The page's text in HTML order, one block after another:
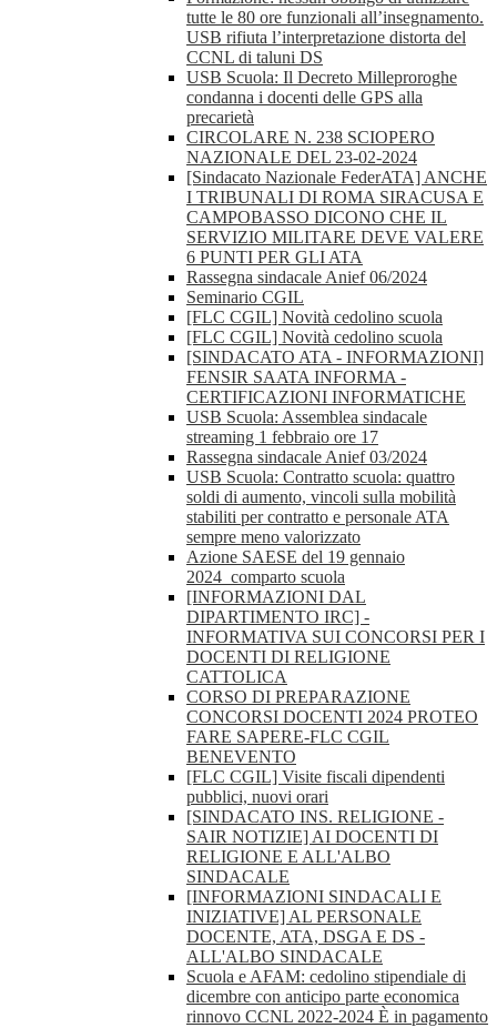
tutte le 80 ore funzionali all’insegnamento.
USB rifiuta l’interpretazione distorta del
CCNL di taluni DS
USB Scuola: Il Decreto Milleproroghe
condanna i docenti delle GPS alla
precarietà
CIRCOLARE N. 238 SCIOPERO
NAZIONALE DEL 23-02-2024
[Sindacato Nazionale FederATA] ANCHE
I TRIBUNALI DI ROMA SIRACUSA E
CAMPOBASSO DICONO CHE IL
SERVIZIO MILITARE DEVE VALERE
6 PUNTI PER GLI ATA
Rassegna sindacale Anief 06/2024
Seminario CGIL
[FLC CGIL] Novità cedolino scuola
[FLC CGIL] Novità cedolino scuola
[SINDACATO ATA - INFORMAZIONI]
FENSIR SAATA INFORMA -
CERTIFICAZIONI INFORMATICHE
USB Scuola: Assemblea sindacale
streaming 1 febbraio ore 17
Rassegna sindacale Anief 03/2024
USB Scuola: Contratto scuola: quattro
soldi di aumento, vincoli sulla mobilità
stabiliti per contratto e personale ATA
sempre meno valorizzato
Azione SAESE del 19 gennaio
2024_comparto scuola
[INFORMAZIONI DAL
DIPARTIMENTO IRC] -
INFORMATIVA SUI CONCORSI PER I
DOCENTI DI RELIGIONE
CATTOLICA
CORSO DI PREPARAZIONE
CONCORSI DOCENTI 2024 PROTEO
FARE SAPERE-FLC CGIL
BENEVENTO
[FLC CGIL] Visite fiscali dipendenti
pubblici, nuovi orari
[SINDACATO INS. RELIGIONE -
SAIR NOTIZIE] AI DOCENTI DI
RELIGIONE E ALL'ALBO
SINDACALE
[INFORMAZIONI SINDACALI E
INIZIATIVE] AL PERSONALE
DOCENTE, ATA, DSGA E DS -
ALL'ALBO SINDACALE
Scuola e AFAM: cedolino stipendiale di
dicembre con anticipo parte economica
rinnovo CCNL 2022-2024 È in pagamento